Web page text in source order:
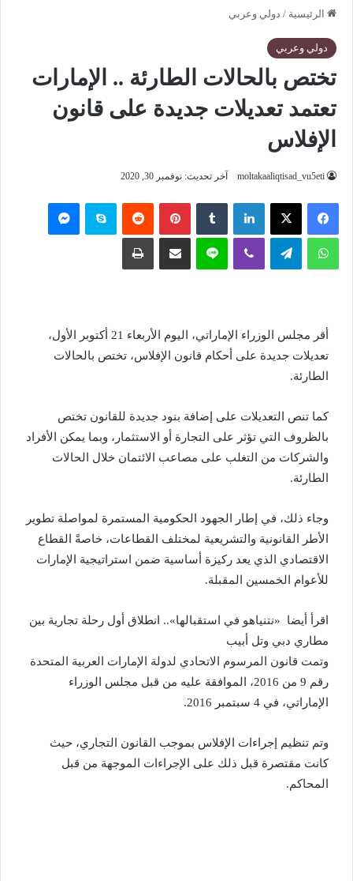
الرئيسية / دولي وعربي
دولي وعربي
تختص بالحالات الطارئة .. الإمارات
تعتمد تعديلات جديدة على قانون
الإفلاس
moltakaaliqtisad_vu5eti آخر تحديث: نوفمبر 30, 2020
فيسبوك ‫X لينكدإن بينتيريست سكايب
واتساب تيلقرام لاين
أقر مجلس الوزراء الإماراتي، اليوم الأربعاء 21 أكتوبر الأول،
تعديلات جديدة على أحكام قانون الإفلاس، تختص بالحالات
الطارئة.
كما تنص التعديلات على إضافة بنود جديدة للقانون تختص
بالظروف التي تؤثر على التجارة أو الاستثمار، وبما يمكن الأفراد
والشركات من التغلب على مصاعب الائتمان خلال الحالات
الطارئة.
وجاء ذلك، في إطار الجهود الحكومية المستمرة لمواصلة تطوير
الأطر القانونية والتشريعية لمختلف القطاعات، خاصةً القطاع
الاقتصادي الذي يعد ركيزة أساسية ضمن استراتيجية الإمارات
للأعوام الخمسين المقبلة.
اقرأ أيضا
«نتنياهو في استقبالها».. انطلاق أول رحلة تجارية بين
مطاري دبي وتل أبيب
وتمت قانون المرسوم الاتحادي لدولة الإمارات العربية المتحدة
رقم 9 من 2016، الموافقة عليه من قبل مجلس الوزراء
الإماراتي، في 4 سبتمبر 2016.
وتم تنظيم إجراءات الإفلاس بموجب القانون التجاري، حيث
كانت مقتصرة قبل ذلك على الإجراءات الموجهة من قبل
المحاكم.